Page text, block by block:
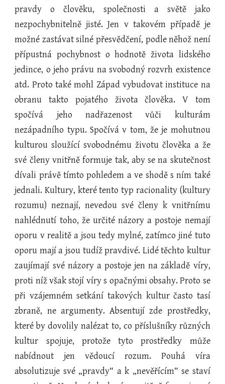
pravdy o člověku, společnosti a světě jako
nezpochybnitelně jisté. Jen v takovém případě je
možné zastávat silné přesvědčení, podle něhož není
přípustná pochybnost o hodnotě života lidského
jedince, o jeho právu na svobodný rozvrh existence
atd. Proto také mohl Západ vybudovat instituce na
obranu takto pojatého života člověka. V tom
spočívá jeho nadřazenost vůči kulturám
nezápadního typu. Spočívá v tom, že je mohutnou
kulturou sloužící svobodnému životu člověka a že
své členy vnitřně formuje tak, aby se na skutečnost
dívali právě tímto pohledem a ve shodě s ním také
jednali. Kultury, které tento typ racionality (kultury
rozumu) neznají, nevedou své členy k vnitřnímu
nahlédnutí toho, že určité názory a postoje nemají
oporu v realitě a jsou tedy mylné, zatímco jiné tuto
oporu mají a jsou tudíž pravdivé. Lidé těchto kultur
zaujímají své názory a postoje jen na základě víry,
proti níž však stojí víry s opačnými obsahy. Proto se
při vzájemném setkání takových kultur často tasí
zbraně, ne argumenty. Absentují zde prostředky,
které by dovolily nalézat to, co příslušníky různých
kultur spojuje, protože tyto prostředky může
nabídnout jen vědoucí rozum. Pouhá víra
absolutizuje své „pravdy“ a k „nevěřícím“ se staví